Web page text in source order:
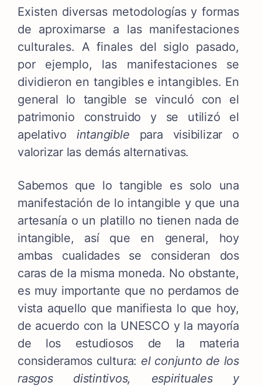
Existen diversas metodologías y formas
de aproximarse a las manifestaciones
culturales. A finales del siglo pasado,
por ejemplo, las manifestaciones se
dividieron en tangibles e intangibles. En
general lo tangible se vinculó con el
patrimonio construido y se utilizó el
apelativo intangible para visibilizar o
valorizar las demás alternativas.
Sabemos que lo tangible es solo una
manifestación de lo intangible y que una
artesanía o un platillo no tienen nada de
intangible, así que en general, hoy
ambas cualidades se consideran dos
caras de la misma moneda. No obstante,
es muy importante que no perdamos de
vista aquello que manifiesta lo que hoy,
de acuerdo con la UNESCO y la mayoría
de los estudiosos de la materia
consideramos cultura: el conjunto de los
rasgos distintivos, espirituales y